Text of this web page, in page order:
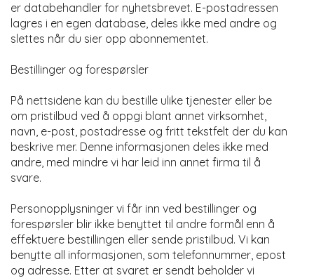
er databehandler for nyhetsbrevet. E-postadressen
lagres i en egen database, deles ikke med andre og
slettes når du sier opp abonnementet.
Bestillinger og forespørsler
På nettsidene kan du bestille ulike tjenester eller be
om pristilbud ved å oppgi blant annet virksomhet,
navn, e-post, postadresse og fritt tekstfelt der du kan
beskrive mer. Denne informasjonen deles ikke med
andre, med mindre vi har leid inn annet firma til å
svare.
Personopplysninger vi får inn ved bestillinger og
forespørsler blir ikke benyttet til andre formål enn å
effektuere bestillingen eller sende pristilbud. Vi kan
benytte all informasjonen, som telefonnummer, epost
og adresse. Etter at svaret er sendt beholder vi